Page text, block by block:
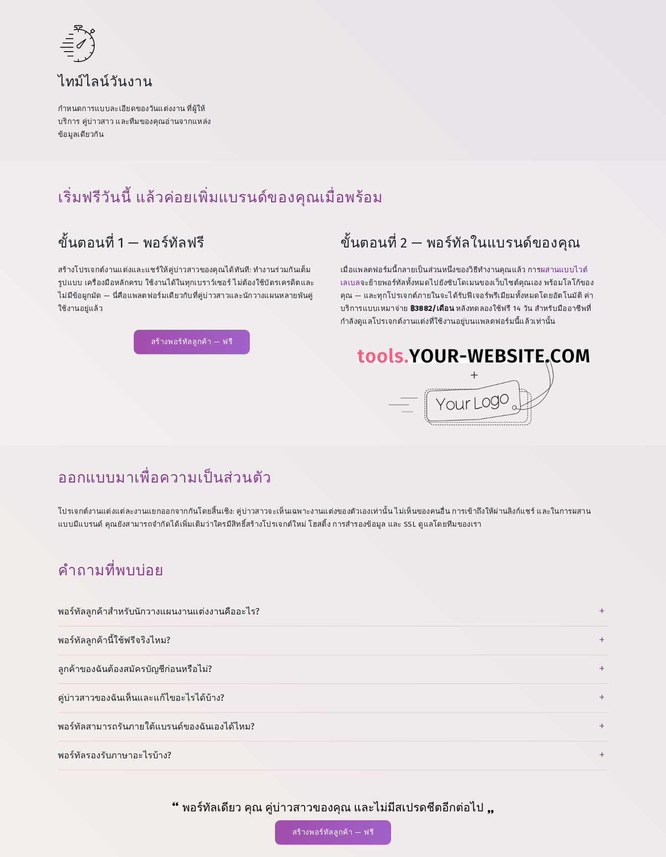
ไทม์ไลน์วันงาน
กำหนดการแบบละเอียดของวันแต่งงาน ที่ผู้ให้
บริการ คู่บ่าวสาว และทีมของคุณอ่านจากแหล่ง
ข้อมูลเดียวกัน
เริ่มฟรีวันนี้ แล้วค่อยเพิ่มแบรนด์ของคุณเมื่อพร้อม
ขั้นตอนที่ 1 — พอร์ทัลฟรี
สร้างโปรเจกต์งานแต่งและแชร์ให้คู่บ่าวสาวของคุณได้ทันที: ทำงานร่วมกันเต็ม
รูปแบบ เครื่องมือหลักครบ ใช้งานได้ในทุกเบราว์เซอร์ ไม่ต้องใช้บัตรเครดิตและ
ไม่มีข้อผูกมัด — นี่คือแพลตฟอร์มเดียวกับที่คู่บ่าวสาวและนักวางแผนหลายพันคู่
ใช้งานอยู่แล้ว
สร้างพอร์ทัลลูกค้า — ฟรี
ขั้นตอนที่ 2 — พอร์ทัลในแบรนด์ของคุณ
เมื่อแพลตฟอร์มนี้กลายเป็นส่วนหนึ่งของวิธีทำงานคุณแล้ว การผสานแบบไวต์
เลเบลจะย้ายพอร์ทัลทั้งหมดไปยังซับโดเมนของเว็บไซต์คุณเอง พร้อมโลโก้ของ
คุณ — และทุกโปรเจกต์ภายในจะได้รับฟีเจอร์พรีเมียมทั้งหมดโดยอัตโนมัติ ค่า
บริการแบบเหมาจ่าย ฿3882/เดือนหลังทดลองใช้ฟรี 14 วัน สำหรับมืออาชีพที่
กำลังดูแลโปรเจกต์งานแต่งที่ใช้งานอยู่บนแพลตฟอร์มนี้แล้วเท่านั้น
ออกแบบมาเพื่อความเป็นส่วนตัว
โปรเจกต์งานแต่งแต่ละงานแยกออกจากกันโดยสิ้นเชิง: คู่บ่าวสาวจะเห็นเฉพาะงานแต่งของตัวเองเท่านั้น ไม่เห็นของคนอื่น การเข้าถึงให้ผ่านลิงก์แชร์ และในการผสาน
แบบมีแบรนด์ คุณยังสามารถจำกัดได้เพิ่มเติมว่าใครมีสิทธิ์สร้างโปรเจกต์ใหม่ โฮสติ้ง การสำรองข้อมูล และ SSL ดูแลโดยทีมของเรา
คำถามที่พบบ่อย
พอร์ทัลลูกค้าสำหรับนักวางแผนงานแต่งงานคืออะไร?
พอร์ทัลลูกค้านี้ใช้ฟรีจริงไหม?
ลูกค้าของฉันต้องสมัครบัญชีก่อนหรือไม่?
คู่บ่าวสาวของฉันเห็นและแก้ไขอะไรได้บ้าง?
พอร์ทัลสามารถรันภายใต้แบรนด์ของฉันเองได้ไหม?
พอร์ทัลรองรับภาษาอะไรบ้าง?
พอร์ทัลเดียว คุณ คู่บ่าวสาวของคุณ และไม่มีสเปรดชีตอีกต่อไป
สร้างพอร์ทัลลูกค้า — ฟรี